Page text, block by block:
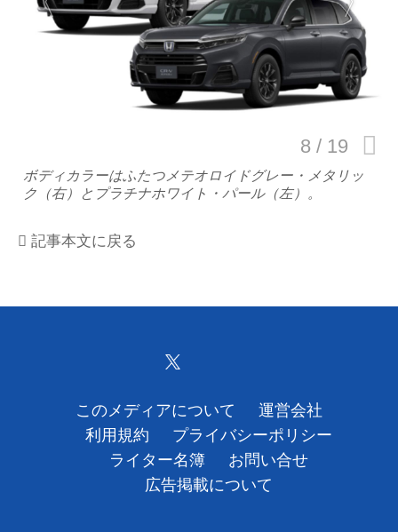
ライフスタイル
テクノロジー
運営会社
プライバシーポリシー
ボディカラーはふたつメテオロイドグレー・メタリッ
ク（右）とプラチナホワイト・パール（左）。
記事本文に戻る
このメディアについて
運営会社
利用規約
プライバシーポリシー
ライター名簿
お問い合せ
広告掲載について